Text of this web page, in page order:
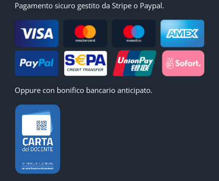
Pagamento sicuro gestito da Stripe o Paypal.
Oppure con bonifico bancario anticipato.